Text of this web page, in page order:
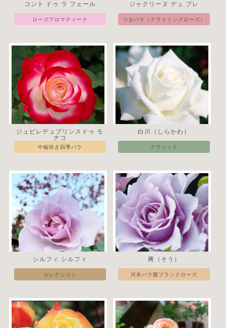
コント ドゥ ラ フェール
ローズアロマティーク
ジャクリーヌ デュ プレ
つるバラ（クライミングローズ）
ジュビレデュプリンスドゥ モ
ナコ
中輪咲き四季バラ
白川（しらかわ）
クラシック
シルフィ シルフィ
セレクション
爽（そう）
河本バラ園ブランドローズ